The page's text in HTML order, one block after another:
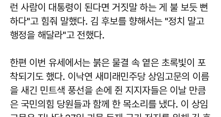
런 사람이 대통령이 된다면 거짓말 하는 게 불 보듯 뻔
하다"고 힘줘 말했다. 김 후보를 향해서는 "정치 말고
행정을 해달라"고 전했다.
한편 이번 유세에서는 붉은 물결 속 옅은 초록빛이 포
착되기도 했다. 이낙연 새미래민주당 상임고문의 이름
을 새긴 민트색 풍선을 손에 쥔 지지자들은 이날 만큼
은 국민의힘 당원들과 함께 한 목소리를 냈다. 이 상임